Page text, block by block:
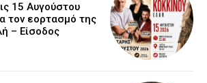
15 Αυγούστου
τον εορτασμό της
– Είσοδος